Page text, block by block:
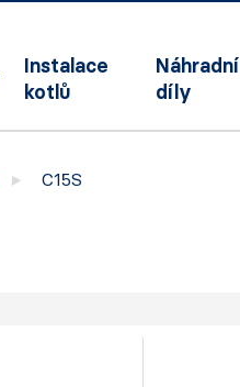
Instalace
kotlů
Náhradní
díly
C15S